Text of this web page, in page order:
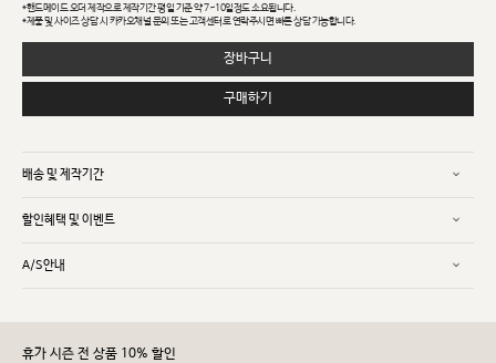
*핸드메이드 오더 제작으로 제작기간 평일 기준 약 7~10일정도 소요됩니다.
*제품 및 사이즈 상담 시 카카오채널 문의 또는 고객센터로 연락주시면 빠른 상담 가능합니다.
장바구니
구매하기
배송 및 제작기간
할인혜택 및 이벤트
A/S안내
휴가 시즌 전 상품 10% 할인